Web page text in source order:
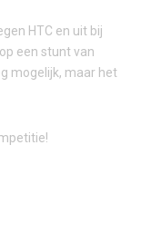
HTC en uit bij
een stunt van
mogelijk, maar het